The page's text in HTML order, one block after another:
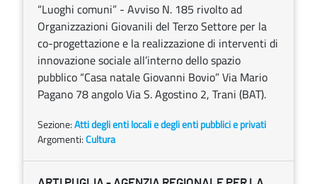
“Luoghi comuni” - Avviso N. 185 rivolto ad
Organizzazioni Giovanili del Terzo Settore per la
co-progettazione e la realizzazione di interventi di
innovazione sociale all’interno dello spazio
pubblico “Casa natale Giovanni Bovio” Via Mario
Pagano 78 angolo Via S. Agostino 2, Trani (BAT).
Sezione:Atti degli enti locali e degli enti pubblici e privati
Argomenti:Cultura